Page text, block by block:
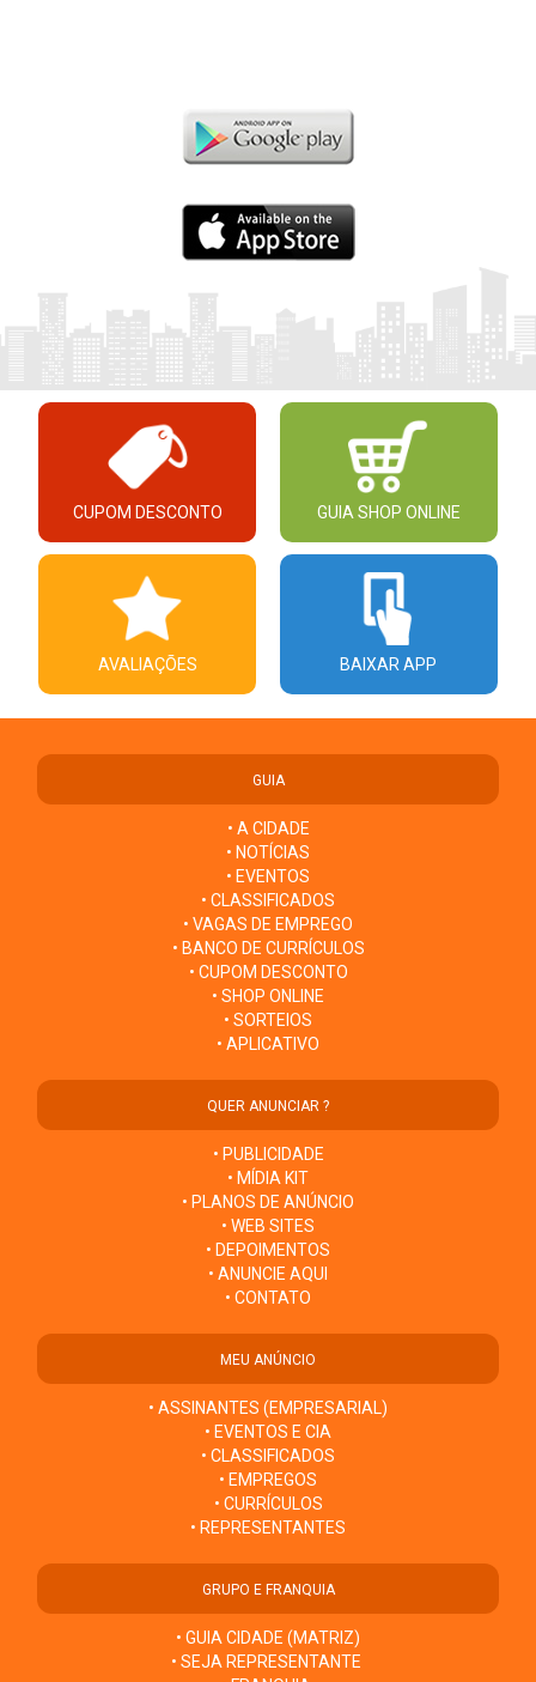
CUPOM DESCONTO GUIA SHOP ONLINE
AVALIAÇÕES BAIXAR APP
GUIA
• A CIDADE
• NOTÍCIAS
• EVENTOS
• CLASSIFICADOS
• VAGAS DE EMPREGO
• BANCO DE CURRÍCULOS
• CUPOM DESCONTO
• SHOP ONLINE
• SORTEIOS
• APLICATIVO
QUER ANUNCIAR ?
• PUBLICIDADE
• MÍDIA KIT
• PLANOS DE ANÚNCIO
• WEB SITES
• DEPOIMENTOS
• ANUNCIE AQUI
• CONTATO
MEU ANÚNCIO
• ASSINANTES (EMPRESARIAL)
• EVENTOS E CIA
• CLASSIFICADOS
• EMPREGOS
• CURRÍCULOS
• REPRESENTANTES
GRUPO E FRANQUIA
• GUIA CIDADE (MATRIZ)
• SEJA REPRESENTANTE